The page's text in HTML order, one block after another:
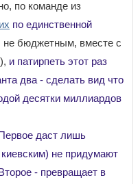
по команде из
по единственной
не бюджетным, вместе с
и патирпеть этот раз
два - сделать вид что
десятки миллиардов
даст лишь
киевским) не придумают
- превращает в